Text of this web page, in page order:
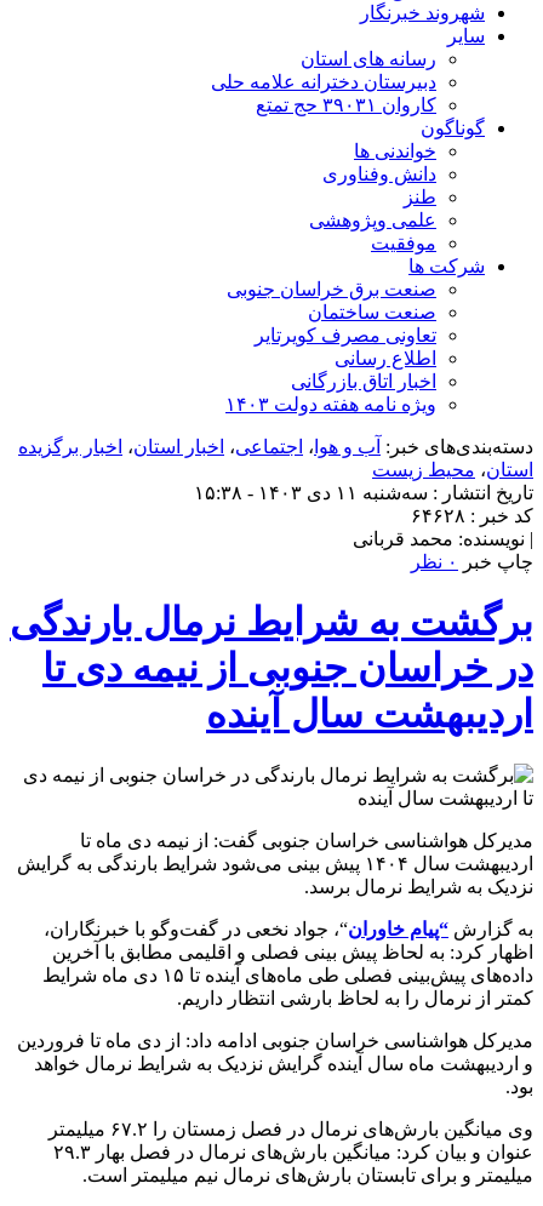
شهروند خبرنگار
سایر
رسانه های استان
دبیرستان دخترانه علامه حلی
کاروان ۳۹۰۳۱ حج تمتع
گوناگون
خواندنی ها
دانش وفناوری
طنز
علمی وپژوهشی
موفقیت
شرکت ها
صنعت برق خراسان جنوبی
صنعت ساختمان
تعاونی مصرف کویرتایر
اطلاع رسانی
اخبار اتاق بازرگانی
ویژه نامه هفته دولت ۱۴۰۳
دسته‌بندی‌های خبر: آب و هوا ، اجتماعی، اخبار استان، اخبار برگزیده
استان، محیط زیست
تاریخ انتشار : سه‌شنبه ۱۱ دی ۱۴۰۳ - ۱۵:۳۸
کد خبر : ۶۴۶۲۸
| نویسنده: محمد قربانی
چاپ خبر
۰ نظر
برگشت به شرایط نرمال بارندگی
در خراسان جنوبی از نیمه دی تا
اردیبهشت سال آینده
مدیرکل هواشناسی خراسان جنوبی گفت: از نیمه دی ماه تا
اردیبهشت سال ۱۴۰۴ پیش بینی می‌شود شرایط بارندگی به گرایش
نزدیک به شرایط نرمال برسد.
به گزارش “پیام خاوران“، جواد نخعی در گفت‌وگو با خبرنگاران،
اظهار کرد: به لحاظ پیش بینی فصلی و اقلیمی مطابق با آخرین
داده‌های پیش‌بینی فصلی طی ما‌ه‌های آینده تا ۱۵ دی ماه شرایط
کمتر از نرمال را به لحاظ بارشی انتظار داریم.
مدیرکل هواشناسی خراسان‌ جنوبی ادامه داد: از دی ماه تا فروردین
و اردیبهشت ماه سال آینده گرایش نزدیک به شرایط نرمال خواهد
بود.
وی میانگین بارش‌های نرمال در فصل زمستان را ۶۷.۲ میلیمتر
عنوان و بیان کرد: میانگین بارش‌های نرمال در فصل بهار ۲۹.۳
میلیمتر و برای تابستان بارش‌های نرمال نیم میلیمتر است.